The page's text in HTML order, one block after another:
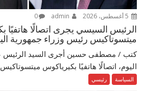
0
الرئيس السيسي يجرى اتصالًا هاتفيًا
ميتسوتاكيس رئيس وزراء جمهورية
كتب / مصطفى حسين أجرى السيد الرئيس
اليوم، اتصالًا هاتفيًا بكيرياكوس
السياسة رئيسي